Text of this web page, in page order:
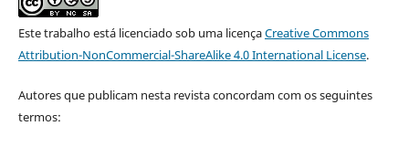
Este trabalho está licenciado sob uma licençaCreative Commons
Attribution-NonCommercial-ShareAlike 4.0 International License.
Autores que publicam nesta revista concordam com os seguintes
termos: